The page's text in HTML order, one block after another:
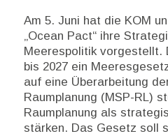
Am 5. Juni hat die KOM
„Ocean Pact“ ihre
Meerespolitik vorgestellt.
bis 2027 ein
auf eine Überarbeitung
Raumplanung (MSP-RL)
Raumplanung als
stärken. Das Gesetz soll